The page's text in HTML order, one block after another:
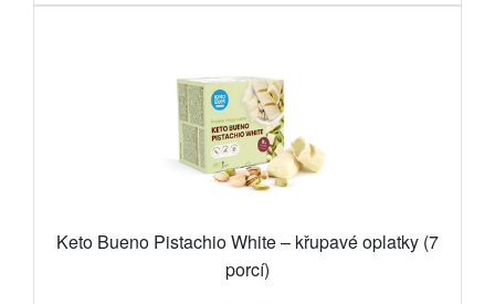
Keto Bueno Pistachio White – křupavé oplatky (7
porcí)